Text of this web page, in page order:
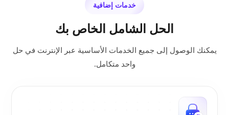
خدمات إضافية
الحل الشامل الخاص بك
يمكنك الوصول إلى جميع الخدمات الأساسية عبر الإنترنت في حل
واحد متكامل.